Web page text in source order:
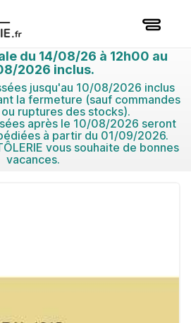
du 14/08/26 à 12h00 au
2026 inclus.
jusqu'au 10/08/2026 inclus
la fermeture (sauf commandes
ruptures des stocks).
après le 10/08/2026 seront
à partir du 01/09/2026.
vous souhaite de bonnes
vacances.